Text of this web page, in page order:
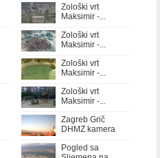
Zološki vrt
Maksimir -...
Zološki vrt
Maksimir -...
Zološki vrt
Maksimir -...
Zološki vrt
Maksimir -...
Zagreb Grič
DHMZ kamera
Pogled sa